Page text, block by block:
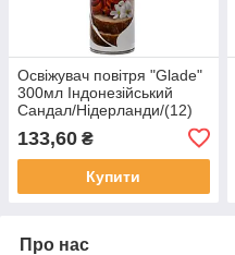
Освіжувач повітря "Glade"
300мл Індонезійський
Сандал/Нідерланди/(12)
133,60 ₴
Купити
Про нас